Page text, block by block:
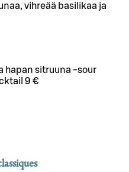
vihreää basilikaa ja
hapan sitruuna -sour
9 €